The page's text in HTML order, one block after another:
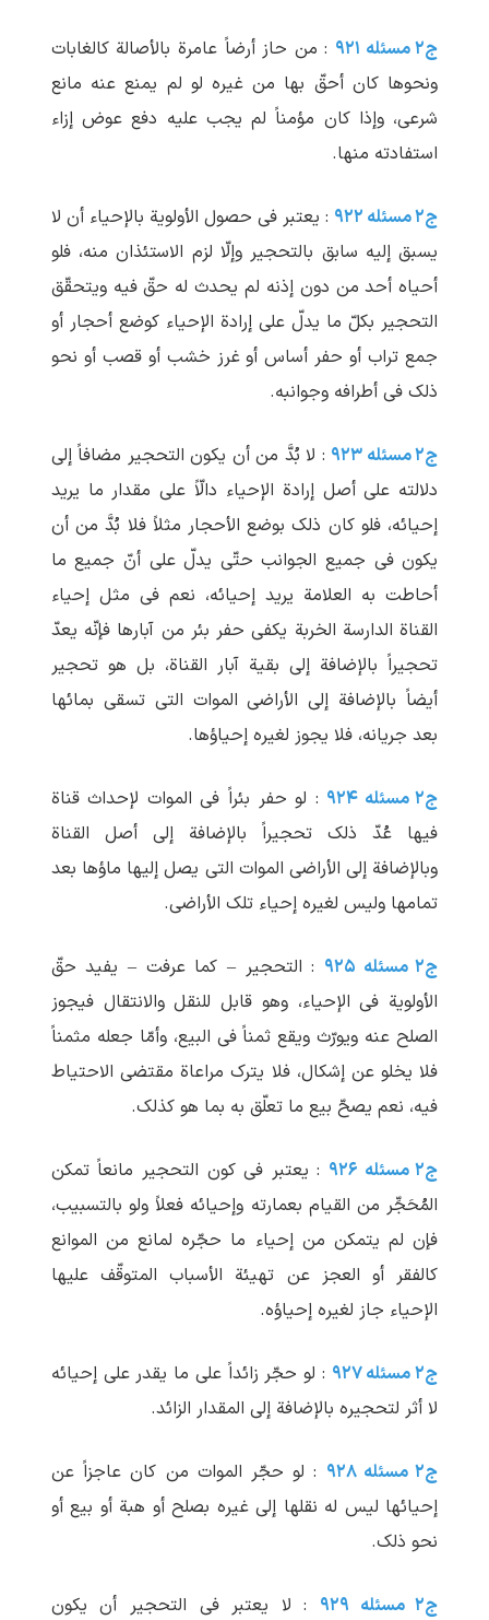
ج۲ مسئله ۹۲۱
: من حاز أرضاً عامرة بالأصالة کالغابات
ونحوها کان أحقّ بها من غیره لو لم یمنع عنه مانع
شرعی، وإذا کان مؤمناً لم یجب علیه دفع عوض إزاء
استفادته منها.
ج۲ مسئله ۹۲۲
: یعتبر فی حصول الأولویة بالإحیاء أن لا
یسبق إلیه سابق بالتحجیر وإلّا لزم الاستئذان منه، فلو
أحیاه أحد من دون إذنه لم یحدث له حقّ فیه ویتحقّق
التحجیر بکلّ ما یدلّ علی إرادة الإحیاء کوضع أحجار أو
جمع تراب أو حفر أساس أو غرز خشب أو قصب أو نحو
ذلک فی أطرافه وجوانبه.
ج۲ مسئله ۹۲۳
: لا بُدَّ من أن یکون التحجیر مضافاً إلی
دلالته علی أصل إرادة الإحیاء دالّاً علی مقدار ما یرید
إحیائه، فلو کان ذلک بوضع الأحجار مثلاً فلا بُدَّ من أن
یکون فی جمیع الجوانب حتّی یدلّ علی أنّ جمیع ما
أحاطت به العلامة یرید إحیائه، نعم فی مثل إحیاء
القناة الدارسة الخربة یکفی حفر بئر من آبارها فإنّه یعدّ
تحجیراً بالإضافة إلی بقیة آبار القناة، بل هو تحجیر
أیضاً بالإضافة إلی الأراضی الموات التی تسقی بمائها
بعد جریانه، فلا یجوز لغیره إحیاؤها.
ج۲ مسئله ۹۲۴
: لو حفر بئراً فی الموات لإحداث قناة
فیها عُدّ ذلک تحجیراً بالإضافة إلی أصل القناة
وبالإضافة إلی الأراضی الموات التی یصل إلیها ماؤها بعد
تمامها ولیس لغیره إحیاء تلک الأراضی.
ج۲ مسئله ۹۲۵
: التحجیر – کما عرفت – یفید حقّ
الأولویة فی الإحیاء، وهو قابل للنقل والانتقال فیجوز
الصلح عنه ویورّث ویقع ثمناً فی البیع، وأمّا جعله مثمناً
فلا یخلو عن إشکال، فلا یترک مراعاة مقتضی الاحتیاط
فیه، نعم یصحّ بیع ما تعلّق به بما هو کذلک.
ج۲ مسئله ۹۲۶
: یعتبر فی کون التحجیر مانعاً تمکن
المُحَجِّر من القیام بعمارته وإحیائه فعلاً ولو بالتسبیب،
فإن لم یتمکن من إحیاء ما حجّره لمانع من الموانع
کالفقر أو العجز عن تهیئة الأسباب المتوقّف علیها
الإحیاء جاز لغیره إحیاؤه.
ج۲ مسئله ۹۲۷
: لو حجّر زائداً علی ما یقدر علی إحیائه
لا أثر لتحجیره بالإضافة إلی المقدار الزائد.
ج۲ مسئله ۹۲۸
: لو حجّر الموات من کان عاجزاً عن
إحیائها لیس له نقلها إلی غیره بصلح أو هبة أو بیع أو
نحو ذلک.
ج۲ مسئله ۹۲۹ : لا یعتبر فی التحجیر أن یکون